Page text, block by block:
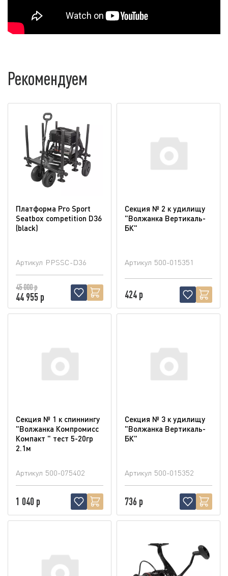
Рекомендуем
Платформа Pro Sport
Seatbox competition D36
(blaсk)
Артикул PPSSC-D36
45 000 р
44 955 р
Секция № 2 к удилищу
"Волжанка Вертикаль-
БК"
Артикул 500-015351
424 р
Секция № 1 к спиннингу
"Волжанка Компромисс
Компакт " тест 5-20гр
2.1м
Артикул 500-075402
1 040 р
Секция № 3 к удилищу
"Волжанка Вертикаль-
БК"
Артикул 500-015352
736 р